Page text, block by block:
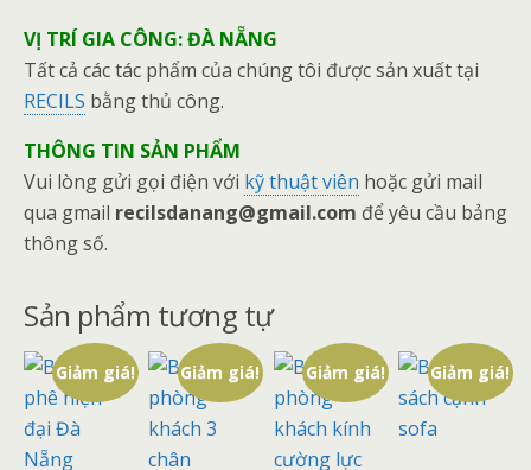
VỊ TRÍ GIA CÔNG: ĐÀ NẴNG
Tất cả các tác phẩm của chúng tôi được sản xuất tại
RECILS bằng thủ công.
THÔNG TIN SẢN PHẨM
Vui lòng gửi gọi điện với kỹ thuật viên hoặc gửi mail
qua gmail recilsdanang@gmail.com để yêu cầu bảng
thông số.
Sản phẩm tương tự
Giảm giá! Giảm giá! Giảm giá! Giảm giá!